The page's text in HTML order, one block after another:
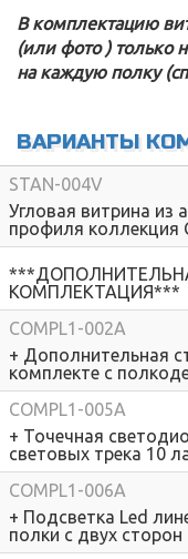
В комплектацию
(или фото ) только
на каждую полку
ВАРИАНТЫ
STAN-004V
Угловая витрина из
профиля коллекция
КОМПЛЕКТАЦИЯ***
COMPL1-002A
+ Дополнительная
комплекте с
COMPL1-005A
+ Точечная
световых трека 10
COMPL1-006A
+ Подсветка Led
полки с двух сторон